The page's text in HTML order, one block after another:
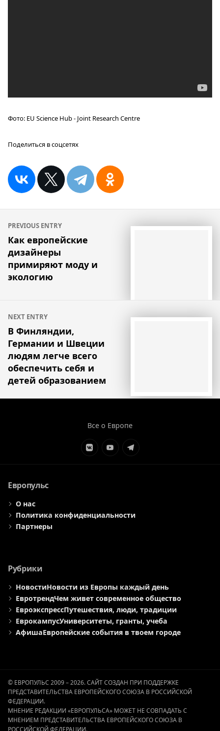
Фото: EU Science Hub - Joint Research Centre
Поделиться в соцсетях
Навигация
по
записям
PREVIOUS ENTRY
Как европейские
дизайнеры
примиряют моду и
экологию
NEXT ENTRY
В Финляндии,
Германии и Швеции
людям легче всего
обеспечить себя и
детей образованием
Все о Европе
ЭлементЭлементЭлемент
Европульс
О нас
Политика конфиденциальности
Партнеры
Рубрики
НовостиНовости из Европы каждый день
ЕвротрендЧем живет современное общество
ЕвроэкспрессПутешествия, люди, традиции
ЕврокампусУниверситеты, гранты, учеба
АфишаЕвропейские события в твоем городе
© ЕВРОПУЛЬС 2009 – 2026. САЙТ СОЗДАН ПРИ ПОДДЕРЖКЕ
ПРЕДСТАВИТЕЛЬСТВА ЕВРОПЕЙСКОГО СОЮЗА В РОССИЙСКОЙ
ФЕДЕРАЦИИ.
МНЕНИЕ РЕДАКЦИИ «ЕВРОПУЛЬСА» МОЖЕТ НЕ СОВПАДАТЬ С
МНЕНИЕМ ПРЕДСТАВИТЕЛЬСТВА ЕВРОПЕЙСКОГО СОЮЗА В
РОССИЙСКОЙ ФЕДЕРАЦИИ.